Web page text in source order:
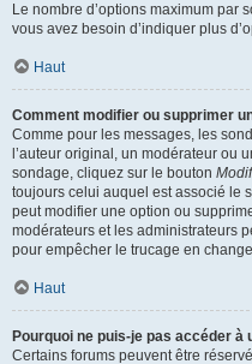
Le nombre d’options maximum par
vous avez besoin d’indiquer plus
Haut
Comment modifier ou supprimer
Comme pour les messages, les
l’auteur original, un modérateur ou
sondage, cliquez sur le bouton
toujours celui auquel est associé le
peut modifier une option ou
modérateurs et les administrateurs
pour empêcher le trucage en
Haut
Pourquoi ne puis-je pas accéder à
Certains forums peuvent être